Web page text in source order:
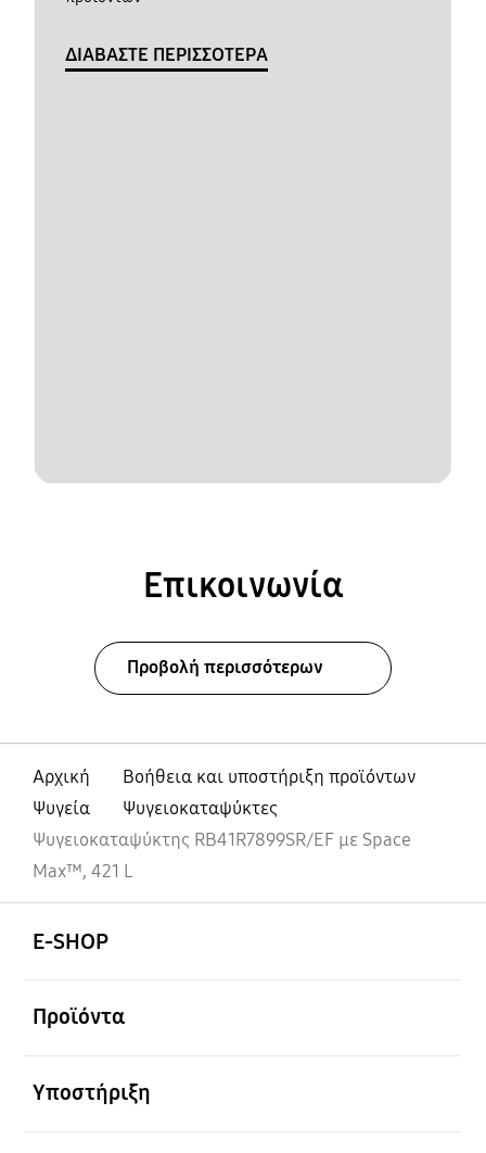
ΔΙΑΒΑΣΤΕ ΠΕΡΙΣΣΟΤΕΡΑ
Επικοινωνία
Προβολή περισσότερων
Αρχική
Βοήθεια και υποστήριξη προϊόντων
Ψυγεία
Ψυγειοκαταψύκτες
Ψυγειοκαταψύκτης RB41R7899SR/EF με Space
Max™, 421 L
E-SHOP
Προϊόντα
Υποστήριξη